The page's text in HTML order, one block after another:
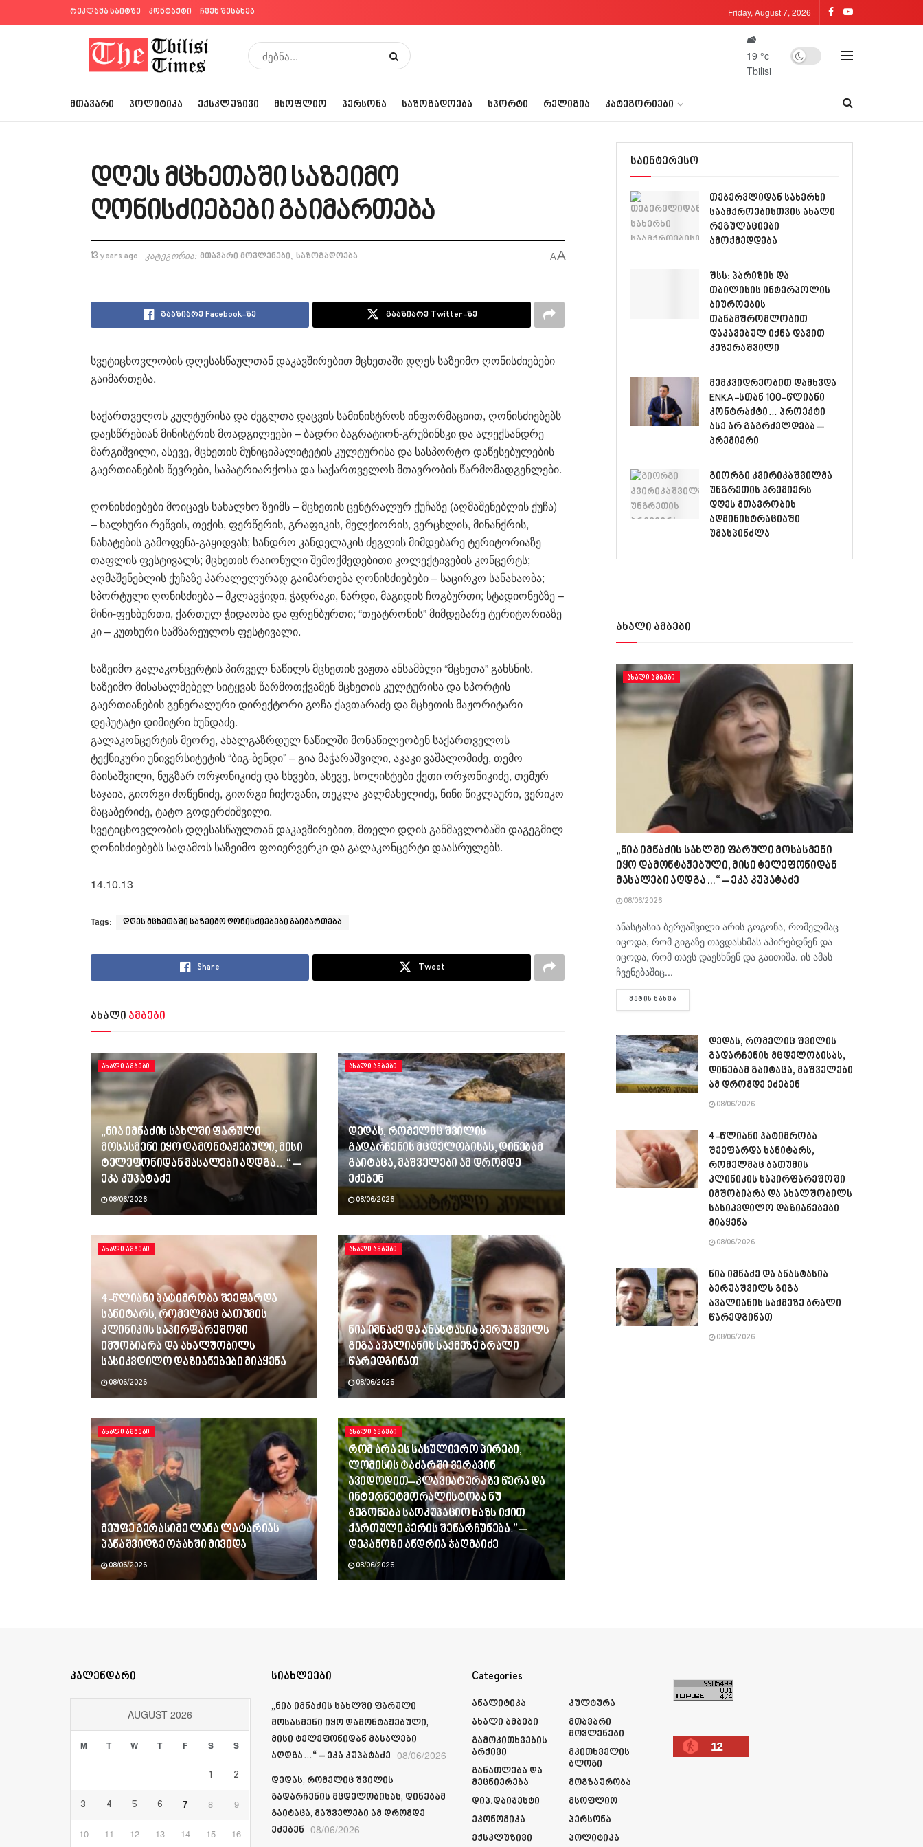
რეკლამა საიტზე კონტაქტი ჩვენ შესახებ Friday, August 7, 2026
19 °c
Tbilisi
ᲛᲗᲐᲕᲐᲠᲘ ᲞᲝᲚᲘᲢᲘᲙᲐ ᲔᲥᲡᲙᲚᲣᲖᲘᲕᲘ ᲛᲡᲝᲤᲚᲘᲝ ᲞᲔᲠᲡᲝᲜᲐ ᲡᲐᲖᲝᲒᲐᲓᲝᲔᲑᲐ ᲡᲞᲝᲠᲢᲘ ᲠᲔᲚᲘᲒᲘᲐ ᲙᲐᲢᲔᲒᲝᲠᲘᲔᲑᲘ
დღეს მცხეთაში საზეიმო
ღონისძიებები გაიმართება
13 years ago კატეგორია: მთავარი მოვლენები, საზოგადოება AA
გააზიარე Facebook-ზე გააზიარე Twitter-ზე
სვეტიცხოვლობის დღესასწაულთან დაკავშირებით მცხეთაში დღეს საზეიმო ღონისძიებები
გაიმართება.
საქართველოს კულტურისა და ძეგლთა დაცვის სამინისტროს ინფორმაციით, ღონისძიებებს
დაესწრებიან მინისტრის მოადგილეები – ბადრი ბაგრატიონ-გრუზინსკი და ალექსანდრე
მარგიშვილი, ასევე, მცხეთის მუნიციპალიტეტის კულტურისა და სასპორტო დაწესებულების
გაერთიანების წევრები, საპატრიარქოსა და საქართველოს მთავრობის წარმომადგენლები.
ღონისძიებები მოიცავს სახალხო ზეიმს – მცხეთის ცენტრალურ ქუჩაზე (აღმაშენებლის ქუჩა)
– ხალხური რეწვის, თექის, ფერწერის, გრაფიკის, მელქიორის, ვერცხლის, მინანქრის,
ნახატების გამოფენა-გაყიდვას; სანდრო კანდელაკის ძეგლის მიმდებარე ტერიტორიაზე
თაფლის ფესტივალს; მცხეთის რაიონული შემოქმედებითი კოლექტივების კონცერტს;
აღმაშენებლის ქუჩაზე პარალელურად გაიმართება ღონისძიებები – საცირკო სანახაობა;
სპორტული ღონისძიება – მკლავჭიდი, ჭადრაკი, ნარდი, მაგიდის ჩოგბურთი; სტადიონებზე –
მინი-ფეხბურთი, ქართულ ჭიდაობა და ფრენბურთი; “თეატრონის” მიმდებარე ტერიტორიაზე
კი – კუთხური სამზარეულოს ფესტივალი.
საზეიმო გალაკონცერტის პირველ ნაწილს მცხეთის ვაჟთა ანსამბლი “მცხეთა” გახსნის.
საზეიმო მისასალმებელ სიტყვას წარმოთქვამენ მცხეთის კულტურისა და სპორტის
გაერთიანების გენერალური დირექტორი გოჩა ქავთარაძე და მცხეთის მაჟორიტარი
დეპუტატი დიმიტრი ხუნდაძე.
გალაკონცერტის მეორე, ახალგაზრდულ ნაწილში მონაწილეობენ საქართველოს
ტექნიკური უნივერსიტეტის “ბიგ-ბენდი” – გია მაჭარაშვილი, აკაკი ვაშალომიძე, თემო
მაისაშვილი, ნუგზარ ორჯონიკიძე და სხვები, ასევე, სოლისტები ქეთი ორჯონიკიძე, თემურ
საჯაია, გიორგი ძოწენიძე, გიორგი ჩიქოვანი, თეკლა კალმახელიძე, ნინი წიკლაური, ვერიკო
მაცაბერიძე, ტატო გოდერძიშვილი.
სვეტიცხოვლობის დღესასწაულთან დაკავშირებით, მთელი დღის განმავლობაში დაგეგმილ
ღონისძიებებს საღამოს საზეიმო ფოიერვერკი და გალაკონცერტი დაასრულებს.
14.10.13
Tags: დღეს მცხეთაში საზეიმო ღონისძიებები გაიმართება
Share Tweet
ახალი ამბები
ᲐᲮᲐᲚᲘ ᲐᲛᲑᲔᲑᲘ
„ნია იმნაძის სახლში ფარული
მოსასმენი იყო დამონტაჟებული, მისი
ტელეფონიდან მასალები აღდგა…“ –
ეკა კუპატაძე
08/06/2026
ᲐᲮᲐᲚᲘ ᲐᲛᲑᲔᲑᲘ
დედას, რომელიც შვილის
გადარჩენის მცდელობისას, დინებამ
გაიტაცა, მაშველები ამ დრომდე
ეძებენ
08/06/2026
ᲐᲮᲐᲚᲘ ᲐᲛᲑᲔᲑᲘ
4-წლიანი პატიმრობა შეეფარდა
სანიტარს, რომელმაც ბათუმის
კლინიკის საპირფარეშოში
იმშობიარა და ახალშობილს
სასიკვდილო დაზიანებები მიაყენა
08/06/2026
ᲐᲮᲐᲚᲘ ᲐᲛᲑᲔᲑᲘ
ნია იმნაძე და ანასტასია ბერუაშვილს
გიგა ავალიანის საქმეზე ბრალი
წარედგინათ
08/06/2026
ᲐᲮᲐᲚᲘ ᲐᲛᲑᲔᲑᲘ
მეუფე გერასიმე ლანა ლატარიას
პანაშვიდზე ოჯახში მივიდა
08/06/2026
ᲐᲮᲐᲚᲘ ᲐᲛᲑᲔᲑᲘ
რომ არა ეს სასულიერო პირები,
ლომისის ტაძარში ვერავინ
ავიდოდით–კლავიატურაზე წერა და
ინტერნეტმორალისტობა ნუ
გეგონება საოკუპაციო ხაზს იქით
ქართული კერის შენარჩუნება.” –
დეკანოზი ანდრია ჯაღმაიძე
08/06/2026
საინტერესო
თებერვლიდან სახერხი
საამქროებისთვის ახალი
რეგულაციები
ამოქმედდება
შსს: პარიზის და
თბილისის ინტერპოლის
ბიუროების
თანამშრომლობით
დაკავებულ იქნა დავით
კეზერაშვილი
მემკვიდრეობით დამხვდა
ENKA-სთან 100-წლიანი
კონტრაქტი… პროექტი
ასე არ გაგრძელდება –
პრემიერი
გიორგი კვირიკაშვილმა
უნგრეთის პრემიერს
დღეს მთავრობის
ადმინისტრაციაში
უმასპინძლა
ახალი ამბები
ᲐᲮᲐᲚᲘ ᲐᲛᲑᲔᲑᲘ
„ნია იმნაძის სახლში ფარული მოსასმენი
იყო დამონტაჟებული, მისი ტელეფონიდან
მასალები აღდგა…“ – ეკა კუპატაძე
08/06/2026
ანასტასია ბერუაშვილი არის გოგონა, რომელმაც
იცოდა, რომ გიგაზე თავდასხმას აპირებდნენ და
იცოდა, რომ თავს დაესხნენ და გაითიშა. ის ამას
ჩვენებაშიც...
ᲛᲔᲢᲘᲡ ᲜᲐᲮᲕᲐ
დედას, რომელიც შვილის
გადარჩენის მცდელობისას,
დინებამ გაიტაცა, მაშველები
ამ დრომდე ეძებენ
08/06/2026
4-წლიანი პატიმრობა
შეეფარდა სანიტარს,
რომელმაც ბათუმის
კლინიკის საპირფარეშოში
იმშობიარა და ახალშობილს
სასიკვდილო დაზიანებები
მიაყენა
08/06/2026
ნია იმნაძე და ანასტასია
ბერუაშვილს გიგა
ავალიანის საქმეზე ბრალი
წარედგინათ
08/06/2026
კალენდარი
AUGUST 2026
M T W T F S S
1 2
3 4 5 6 7 8 9
10 11 12 13 14 15 16
სიახლეები
„ნია იმნაძის სახლში ფარული
მოსასმენი იყო დამონტაჟებული,
მისი ტელეფონიდან მასალები
აღდგა…“ – ეკა კუპატაძე 08/06/2026
დედას, რომელიც შვილის
გადარჩენის მცდელობისას, დინებამ
გაიტაცა, მაშველები ამ დრომდე
ეძებენ 08/06/2026
Categories
Ანალიტიკა
Ახალი Ამბები
Გამოკითხვების
Არქივი
Განათლება Და
Მეცნიერება
Დიპ.დაიჯესტი
Ეკონომიკა
Ექსკლუზივი
Კულტურა
Მთავარი
Მოვლენები
Მკითხველის
Ბლოგი
Მოგზაურობა
Მსოფლიო
Პერსონა
Პოლიტიკა
12